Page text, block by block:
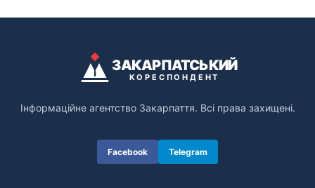
ЗАКАРПАТСЬКИЙ
КОРЕСПОНДЕНТ
Інформаційне агентство Закарпаття. Всі права захищені.
Facebook Telegram